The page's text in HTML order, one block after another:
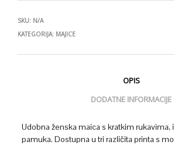
SKU: N/A
KATEGORIJA: MAJICE
OPIS
DODATNE INFORMACIJE
Udobna ženska maica s kratkim
pamuka. Dostupna u tri različita printa s